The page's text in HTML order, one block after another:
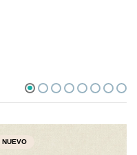
NUEVO